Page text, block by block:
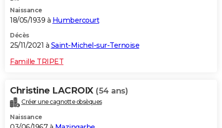
Naissance
18/05/1939 à Humbercourt
Décès
25/11/2021 à Saint-Michel-sur-Ternoise
Famille TRIPET
Christine LACROIX (54 ans)
Créer une cagnotte obsèques
Naissance